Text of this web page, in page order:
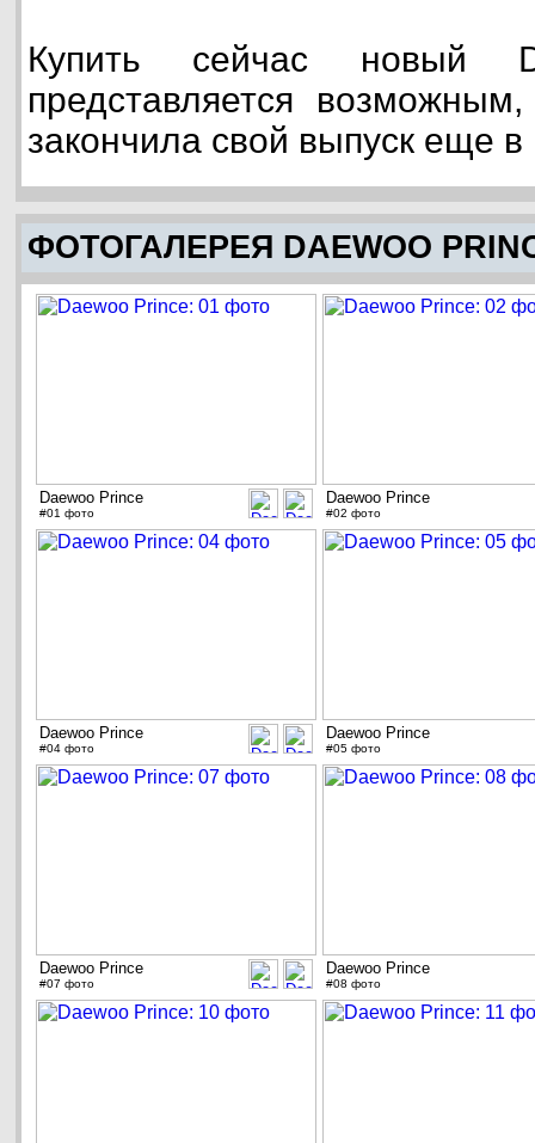
Купить сейчас новый
представляется
закончила свой выпуск еще в
ФОТОГАЛЕРЕЯ DAEWOO
Daewoo Prince
#01 фото
Daewoo Prince
#02 фото
Daewoo Prince
#04 фото
Daewoo Prince
#05 фото
Daewoo Prince
#07 фото
Daewoo Prince
#08 фото